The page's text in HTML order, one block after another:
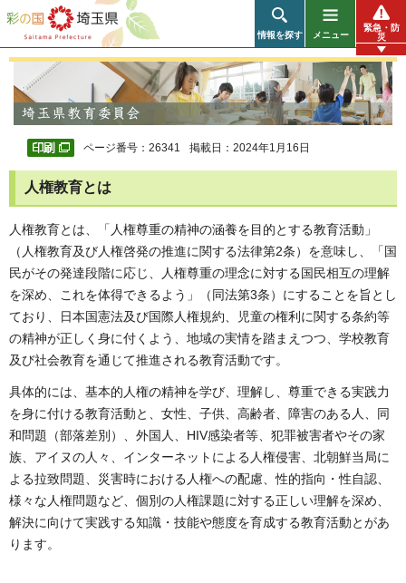
彩の国 埼玉県
情報を探す メニュー
緊急・防
災
ページ番号：26341 掲載日：2024年1月16日
人権教育とは
人権教育とは、「人権尊重の精神の涵養を目的とする教育活動」
（人権教育及び人権啓発の推進に関する法律第2条）を意味し、「国
民がその発達段階に応じ、人権尊重の理念に対する国民相互の理解
を深め、これを体得できるよう」（同法第3条）にすることを旨とし
ており、日本国憲法及び国際人権規約、児童の権利に関する条約等
の精神が正しく身に付くよう、地域の実情を踏まえつつ、学校教育
及び社会教育を通じて推進される教育活動です。
具体的には、基本的人権の精神を学び、理解し、尊重できる実践力
を身に付ける教育活動と、女性、子供、高齢者、障害のある人、同
和問題（部落差別）、外国人、HIV感染者等、犯罪被害者やその家
族、アイヌの人々、インターネットによる人権侵害、北朝鮮当局に
よる拉致問題、災害時における人権への配慮、性的指向・性自認、
様々な人権問題など、個別の人権課題に対する正しい理解を深め、
解決に向けて実践する知識・技能や態度を育成する教育活動とがあ
ります。